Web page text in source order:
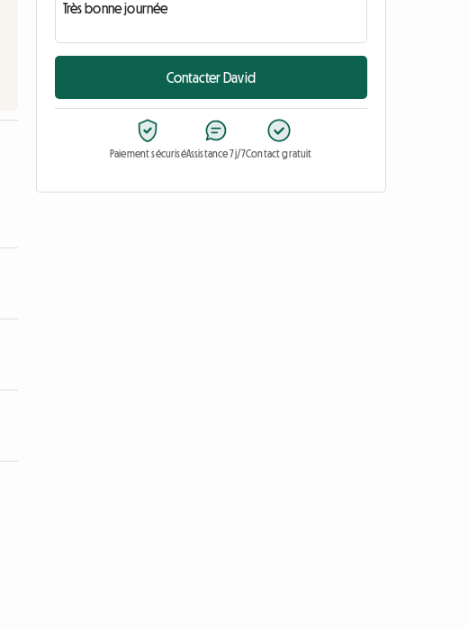
Contacter David
Paiement sécuriséAssistance 7j/7Contact gratuit